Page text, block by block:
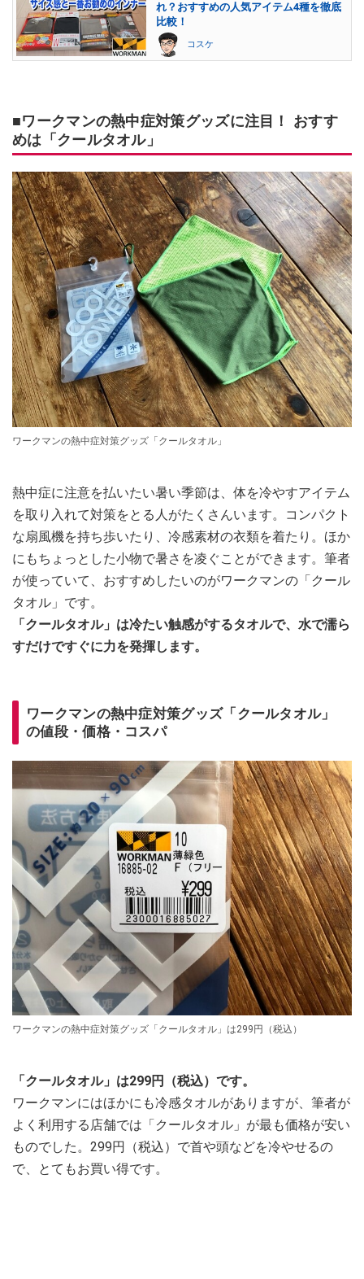
れ？おすすめの人気アイテム4種を徹底
比較！
コスケ
■ワークマンの熱中症対策グッズに注目！ おすす
めは「クールタオル」
ワークマンの熱中症対策グッズ「クールタオル」
熱中症に注意を払いたい暑い季節は、体を冷やすアイテム
を取り入れて対策をとる人がたくさんいます。コンパクト
な扇風機を持ち歩いたり、冷感素材の衣類を着たり。ほか
にもちょっとした小物で暑さを凌ぐことができます。筆者
が使っていて、おすすめしたいのがワークマンの「クール
タオル」です。
「クールタオル」は冷たい触感がするタオルで、水で濡ら
すだけですぐに力を発揮します。
ワークマンの熱中症対策グッズ「クールタオル」
の値段・価格・コスパ
ワークマンの熱中症対策グッズ「クールタオル」は299円（税込）
「クールタオル」は299円（税込）です。
ワークマンにはほかにも冷感タオルがありますが、筆者が
よく利用する店舗では「クールタオル」が最も価格が安い
ものでした。299円（税込）で首や頭などを冷やせるの
で、とてもお買い得です。